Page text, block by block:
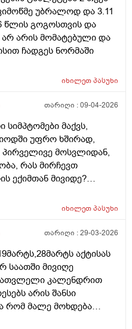
უბრალოდ და 3.11
წლის გოგოსთვის და
არ არის მომატებული და
ჩადგეს ნორმაში
იხილეთპასუხი
თარიღი :09-04-2026
მაქვს,
უფრო ხშირად,
პირველივე მოსვლიდან,
რას მირჩევთ
ექიმთან მივიდე?
იხილეთპასუხი
თარიღი :29-03-2026
აქტისას
საათში მივიღე
კალენდრით
არის შანსი
რომ მალე მოხდება